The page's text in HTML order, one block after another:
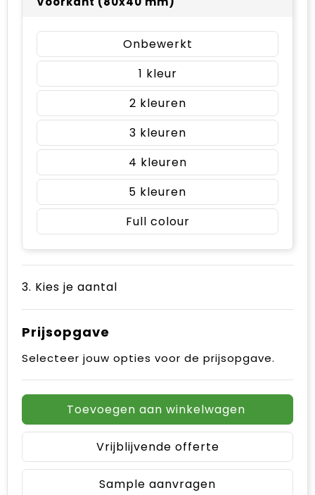
Onbewerkt
1
2
3
4
5
Full colour
3. Kies je aantal
Prijsopgave
Selecteer jouw opties voor de prijsopgave.
Toevoegen aan winkelwagen
Vrijblijvende offerte
Sample aanvragen